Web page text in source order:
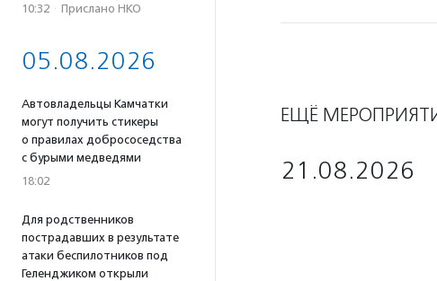
10:32 · Прислано НКО
05.08.2026
Автовладельцы Камчатки
могут получить стикеры
о правилах добрососедства
с бурыми медведями
18:02
Для родственников
пострадавших в результате
атаки беспилотников под
Геленджиком открыли
ЕЩЁ
21.08.2026